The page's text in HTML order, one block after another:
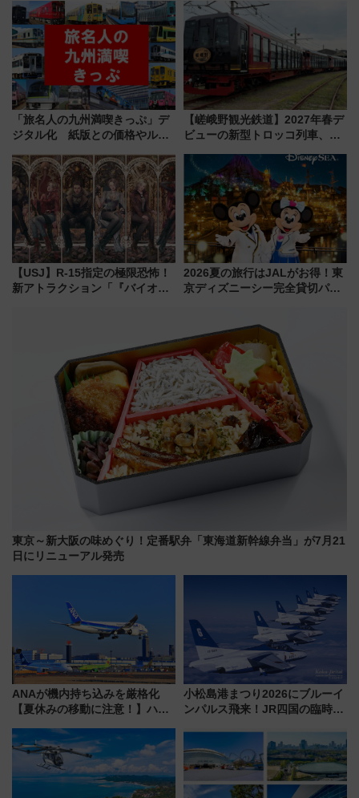
饅」、オムライス専門店「肉と
たまご」新グルメ続々登場！
【2026年8月】
日本初の鉄道デザイン
「旅名人の九州満喫きっぷ」デ
ジタル化 紙版との価格やルー
【嵯峨野観光鉄道】2027年春デ
ビューの新型トロッコ列車、い
は2026年で引退
【USJ】R-15指定の極限恐怖！
新アトラクション「『バイオハ
2026夏の旅行はJALがお得！東
京ディズニーシー完全貸切パー
線に2回搭乗」
東京～新大阪の味めぐり！定番駅弁「東海道新幹線弁当」が7月21
日にリニューアル発売
ANAが機内持ち込みを厳格化
【夏休みの移動に注意！】ハン
「身の回り品」新サイズ制限
(40×30×20cm)おさらい
小松島港まつり2026にブルーイ
ンパルス飛来！JR四国の臨時ダ